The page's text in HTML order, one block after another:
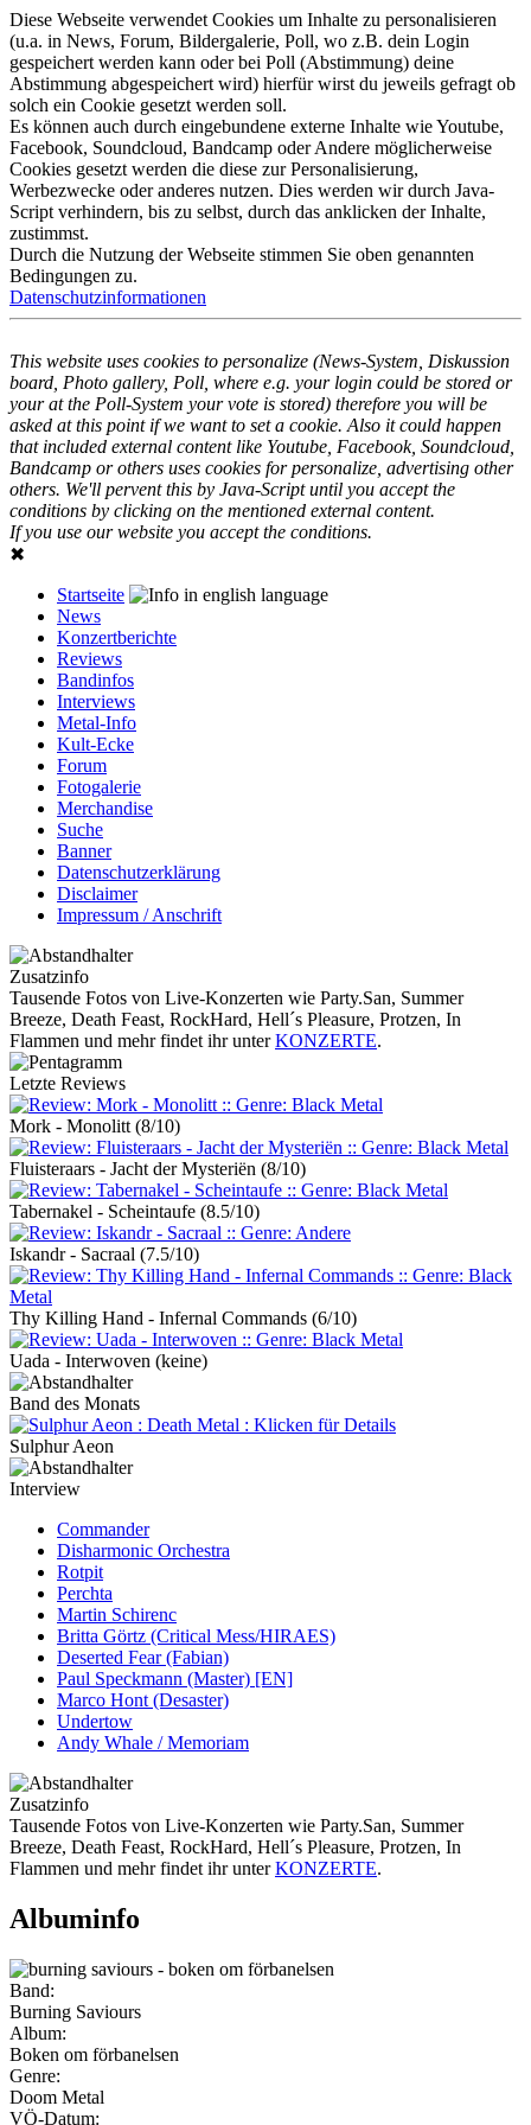
Diese Webseite verwendet Cookies um Inhalte zu personalisieren
(u.a. in News, Forum, Bildergalerie, Poll, wo z.B. dein Login
gespeichert werden kann oder bei Poll (Abstimmung) deine
Abstimmung abgespeichert wird) hierfür wirst du jeweils gefragt ob
solch ein Cookie gesetzt werden soll.
Es können auch durch eingebundene externe Inhalte wie Youtube,
Facebook, Soundcloud, Bandcamp oder Andere möglicherweise
Cookies gesetzt werden die diese zur Personalisierung,
Werbezwecke oder anderes nutzen. Dies werden wir durch Java-
Script verhindern, bis zu selbst, durch das anklicken der Inhalte,
zustimmst.
Durch die Nutzung der Webseite stimmen Sie oben genannten
Bedingungen zu.
Datenschutzinformationen
This website uses cookies to personalize (News-System, Diskussion
board, Photo gallery, Poll, where e.g. your login could be stored or
your at the Poll-System your vote is stored) therefore you will be
asked at this point if we want to set a cookie. Also it could happen
that included external content like Youtube, Facebook, Soundcloud,
Bandcamp or others uses cookies for personalize, advertising other
others. We'll pervent this by Java-Script until you accept the
conditions by clicking on the mentioned external content.
If you use our website you accept the conditions.
✖
Startseite
News
Konzertberichte
Reviews
Bandinfos
Interviews
Metal-Info
Kult-Ecke
Forum
Fotogalerie
Merchandise
Suche
Banner
Datenschutzerklärung
Disclaimer
Impressum / Anschrift
Zusatzinfo
Tausende Fotos von Live-Konzerten wie Party.San, Summer
Breeze, Death Feast, RockHard, Hell´s Pleasure, Protzen, In
Flammen und mehr findet ihr unterKONZERTE.
Letzte Reviews
Mork - Monolitt (8/10)
Fluisteraars - Jacht der Mysteriën (8/10)
Tabernakel - Scheintaufe (8.5/10)
Iskandr - Sacraal (7.5/10)
Thy Killing Hand - Infernal Commands (6/10)
Uada - Interwoven (keine)
Band des Monats
Sulphur Aeon
Interview
Commander
Disharmonic Orchestra
Rotpit
Perchta
Martin Schirenc
Britta Görtz (Critical Mess/HIRAES)
Deserted Fear (Fabian)
Paul Speckmann (Master) [EN]
Marco Hont (Desaster)
Undertow
Andy Whale / Memoriam
Zusatzinfo
Tausende Fotos von Live-Konzerten wie Party.San, Summer
Breeze, Death Feast, RockHard, Hell´s Pleasure, Protzen, In
Flammen und mehr findet ihr unterKONZERTE.
Albuminfo
Band:
Burning Saviours
Album:
Boken om förbanelsen
Genre:
Doom Metal
VÖ-Datum: